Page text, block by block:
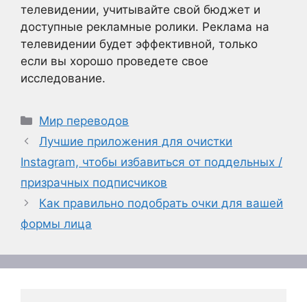
телевидении, учитывайте свой бюджет и
доступные рекламные ролики. Реклама на
телевидении будет эффективной, только
если вы хорошо проведете свое
исследование.
Рубрики
Мир переводов
Лучшие приложения для очистки
Instagram, чтобы избавиться от поддельных /
призрачных подписчиков
Как правильно подобрать очки для вашей
формы лица